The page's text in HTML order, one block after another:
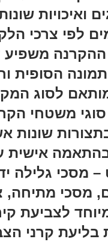
ואיכויות
לפי צרכי
משפיע
הסופית
לסוג
סוגי משטחי
שונות
אישית
– מסכי גלילה
מסכי מתיחה,
מיוחד לצביעת
בליעת קרני